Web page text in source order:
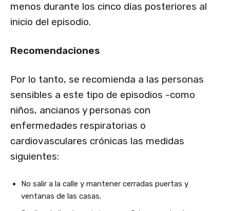
menos durante los cinco días posteriores al
inicio del episodio.
Recomendaciones
Por lo tanto, se recomienda a las personas
sensibles a este tipo de episodios -como
niños, ancianos y personas con
enfermedades respiratorias o
cardiovasculares crónicas las medidas
siguientes:
No salir a la calle y mantener cerradas puertas y
ventanas de las casas.